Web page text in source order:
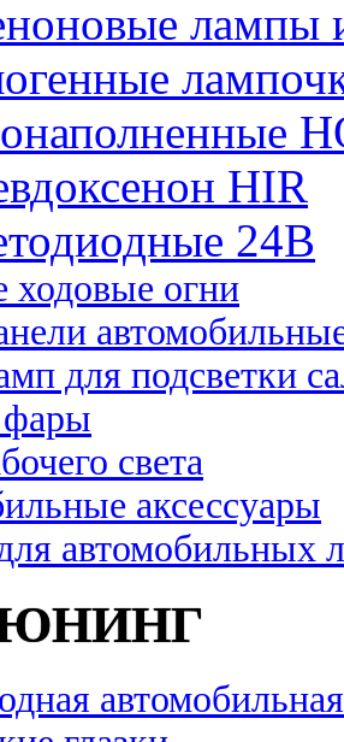
лампы
HIR
24B
ходовые огни
для подсветки
света
аксессуары
автомобильных